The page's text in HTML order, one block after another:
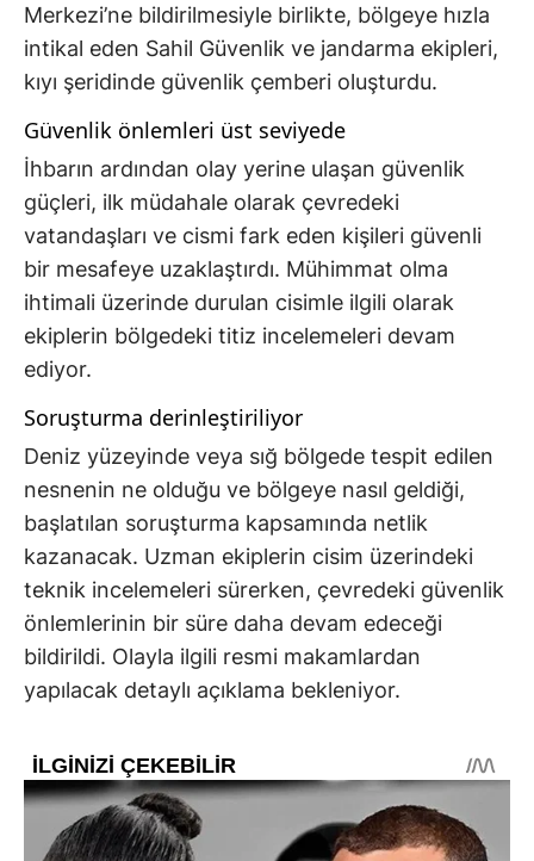
Merkezi’ne bildirilmesiyle birlikte, bölgeye hızla
intikal eden Sahil Güvenlik ve jandarma ekipleri,
kıyı şeridinde güvenlik çemberi oluşturdu.
Güvenlik önlemleri üst seviyede
İhbarın ardından olay yerine ulaşan güvenlik
güçleri, ilk müdahale olarak çevredeki
vatandaşları ve cismi fark eden kişileri güvenli
bir mesafeye uzaklaştırdı. Mühimmat olma
ihtimali üzerinde durulan cisimle ilgili olarak
ekiplerin bölgedeki titiz incelemeleri devam
ediyor.
Soruşturma derinleştiriliyor
Deniz yüzeyinde veya sığ bölgede tespit edilen
nesnenin ne olduğu ve bölgeye nasıl geldiği,
başlatılan soruşturma kapsamında netlik
kazanacak. Uzman ekiplerin cisim üzerindeki
teknik incelemeleri sürerken, çevredeki güvenlik
önlemlerinin bir süre daha devam edeceği
bildirildi. Olayla ilgili resmi makamlardan
yapılacak detaylı açıklama bekleniyor.